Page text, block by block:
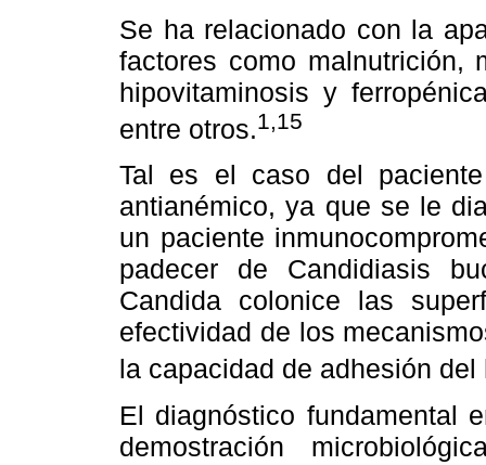
Se ha relacionado con la
factores como malnutrición,
hipovitaminosis y
entre otros.1,15
Tal es el caso del
antianémico, ya que se le
un paciente
padecer de Candidiasis
Candida colonice las
efectividad de los
la capacidad de adhesión
El diagnóstico fundamental
demostración